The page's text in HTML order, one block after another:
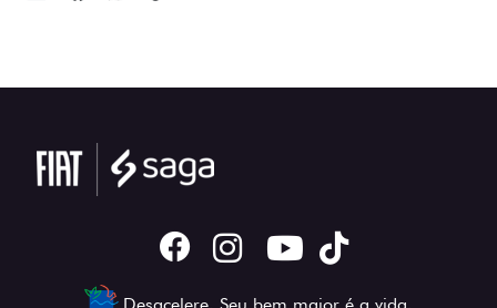
Desacelere. Seu bem maior é a vida.